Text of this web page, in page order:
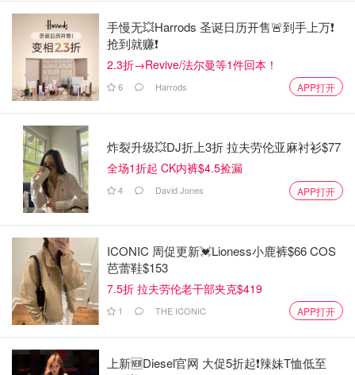
手慢无💥Harrods 圣诞日历开售🚨到手上万❗️
抢到就赚❗️
2.3折→Revive/法尔曼等1件回本！
6 Harrods APP打开
炸裂升级💥DJ折上3折 拉夫劳伦亚麻衬衫$77
全场1折起 CK内裤$4.5捡漏
4 David Jones APP打开
ICONIC 周促更新💓Lioness小鹿裤$66 COS
芭蕾鞋$153
7.5折 拉夫劳伦老干部夹克$419
1 THE ICONIC APP打开
上新🆕Diesel官网 大促5折起❗️辣妹T恤低至